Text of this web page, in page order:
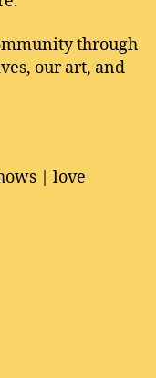
through
our art, and
| love